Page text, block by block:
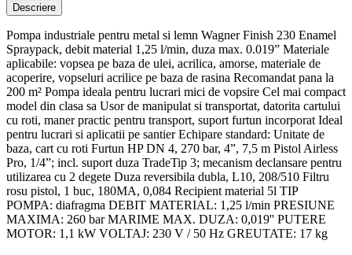
Descriere
Pompa industriale pentru metal si lemn Wagner Finish 230 Enamel
Spraypack, debit material 1,25 l/min, duza max. 0.019” Materiale
aplicabile: vopsea pe baza de ulei, acrilica, amorse, materiale de
acoperire, vopseluri acrilice pe baza de rasina Recomandat pana la
200 m² Pompa ideala pentru lucrari mici de vopsire Cel mai compact
model din clasa sa Usor de manipulat si transportat, datorita cartului
cu roti, maner practic pentru transport, suport furtun incorporat Ideal
pentru lucrari si aplicatii pe santier Echipare standard: Unitate de
baza, cart cu roti Furtun HP DN 4, 270 bar, 4”, 7,5 m Pistol Airless
Pro, 1/4”; incl. suport duza TradeTip 3; mecanism declansare pentru
utilizarea cu 2 degete Duza reversibila dubla, L10, 208/510 Filtru
rosu pistol, 1 buc, 180MA, 0,084 Recipient material 5l TIP
POMPA: diafragma DEBIT MATERIAL: 1,25 l/min PRESIUNE
MAXIMA: 260 bar MARIME MAX. DUZA: 0,019'' PUTERE
MOTOR: 1,1 kW VOLTAJ: 230 V / 50 Hz GREUTATE: 17 kg